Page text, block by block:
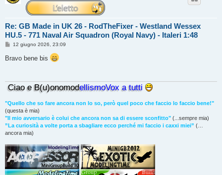
Re: GB Made in UK 26 - RodTheFixer - Westland Wessex
HU.5 - 771 Naval Air Squadron (Royal Navy) - Italeri 1:48
M
s
i
o
12 giugno 2026, 23:09
Bravo bene bis
Ciao e B(u)onomodellismoVox a tutti
"Quello che so fare ancora non lo so, però quel poco che faccio lo faccio bene!"
(questa è mia)
"Il mio avversario è colui che ancora non sa di essere sconfitto" (...sempre mia)
”La curiosità a volte porta a sbagliare ecco perché mi faccio i caxxi miei” (…
ancora mia)